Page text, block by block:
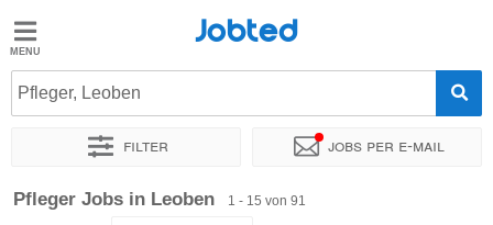
Jobted
Jobs
Jobted
Pfleger, Leoben
Filter Jobs per e-mail
Sortieren nach Genauer Standort
Pfleger Jobs in Leoben 1 - 15 von 91